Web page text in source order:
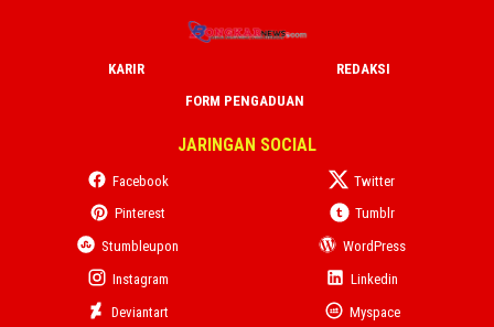
KARIR
REDAKSI
FORM PENGADUAN
JARINGAN SOCIAL
Facebook
Twitter
Pinterest
Tumblr
Stumbleupon
WordPress
Instagram
Linkedin
Deviantart
Myspace